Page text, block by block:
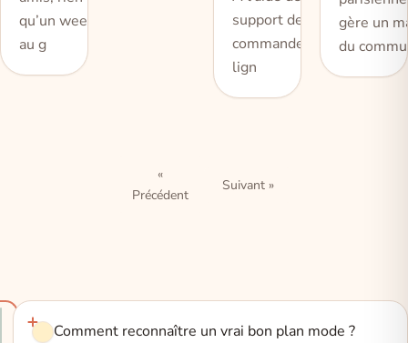
qu’un week-end
au g
support de
commande en
lign
gère un
du
«
Précédent
Suivant »
Comment reconnaître un vrai bon plan mode ?